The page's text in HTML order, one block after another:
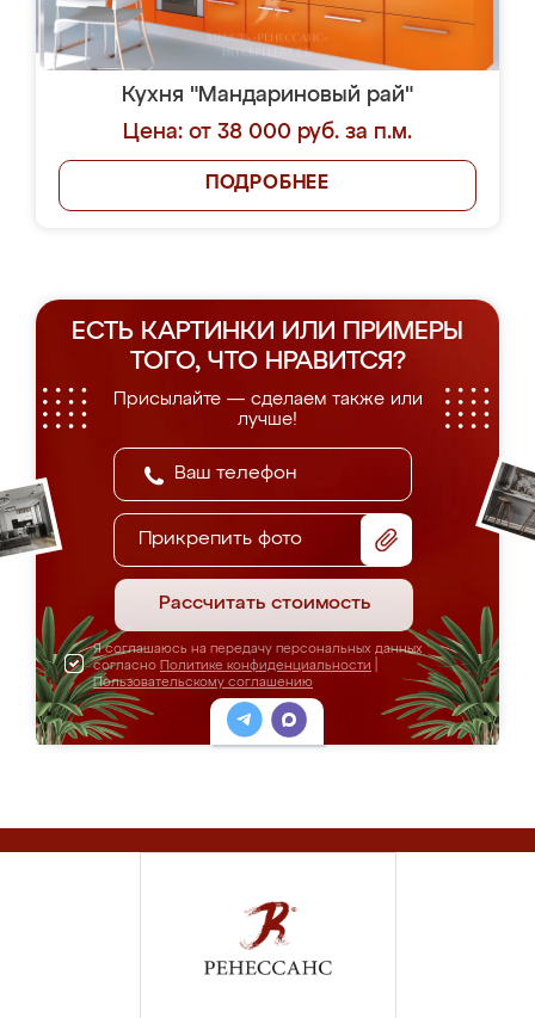
Кухня "Мандариновый рай"
Цена: от 38 000 руб. за п.м.
ПОДРОБНЕЕ
ЕСТЬ КАРТИНКИ ИЛИ ПРИМЕРЫ
ТОГО, ЧТО НРАВИТСЯ?
Присылайте — сделаем также или
лучше!
Прикрепить фото
Рассчитать стоимость
Я соглашаюсь на передачу персональных данных
согласно Политике конфиденциальности
Пользовательскому соглашению